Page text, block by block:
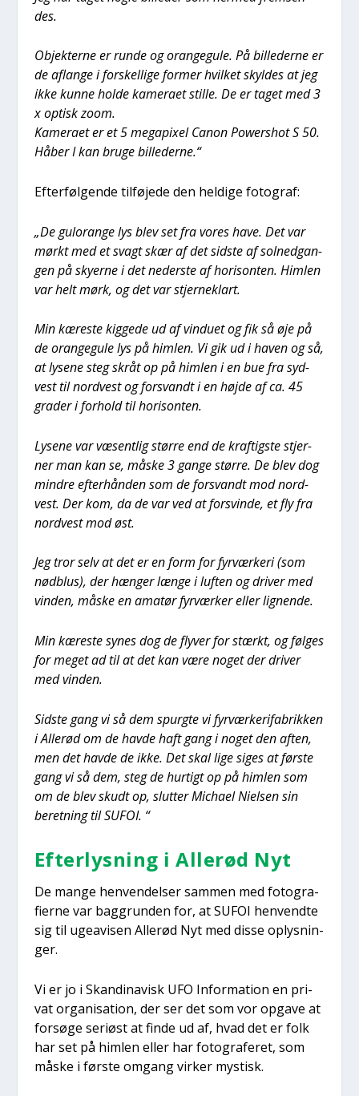
des.
Objek­ter­ne er run­de og oran­ge­gu­le. På bil­le­der­ne er
de aflan­ge i for­skel­li­ge for­mer hvil­ket skyl­des at jeg
ikke kun­ne hol­de kame­ra­et stil­le. De er taget med 3
x optisk zoom.
Kame­ra­et er et 5 mega­pixel Canon Powers­hot S 50.
Håber I kan bru­ge bil­le­der­ne.“
Efter­føl­gen­de til­fø­je­de den hel­di­ge foto­graf:
„De gul­or­an­ge lys blev set fra vores have. Det var
mørkt med et svagt skær af det sid­ste af sol­ned­gan­
gen på sky­er­ne i det neder­ste af hori­son­ten. Him­len
var helt mørk, og det var stjer­ne­klart.
Min kære­ste kig­ge­de ud af vin­du­et og fik så øje på
de oran­ge­gu­le lys på him­len. Vi gik ud i haven og så,
at lyse­ne steg skråt op på him­len i en bue fra syd­
vest til nord­vest og for­svandt i en høj­de af ca. 45
gra­der i for­hold til hori­son­ten.
Lyse­ne var væsent­lig stør­re end de kraf­tig­ste stjer­
ner man kan se, måske 3 gan­ge stør­re. De blev dog
min­dre efter­hån­den som de for­svandt mod nord­
vest. Der kom, da de var ved at for­svin­de, et fly fra
nord­vest mod øst.
Jeg tror selv at det er en form for fyr­vær­ke­ri (som
nød­blus), der hæn­ger læn­ge i luf­ten og dri­ver med
vin­den, måske en ama­tør fyr­vær­ker eller lig­nen­de.
Min kære­ste synes dog de fly­ver for stærkt, og føl­ges
for meget ad til at det kan være noget der dri­ver
med vin­den.
Sid­ste gang vi så dem spurg­te vi fyr­vær­ke­ri­fa­brik­ken
i Alle­rød om de hav­de haft gang i noget den aften,
men det hav­de de ikke. Det skal lige siges at før­ste
gang vi så dem, steg de hur­tigt op på him­len som
om de blev skudt op, slut­ter Micha­el Niel­sen sin
beret­ning til SUFOI. “
Efter­lys­ning i Alle­rød Nyt
De man­ge hen­ven­del­ser sam­men med foto­gra­
fi­er­ne var bag­grun­den for, at SUFOI hen­vend­te
sig til ugea­vi­sen Alle­rød Nyt med dis­se oplys­nin­
ger.
Vi er jo i Skan­di­na­visk UFO Infor­ma­tion en pri­
vat orga­ni­sa­tion, der ser det som vor opga­ve at
for­sø­ge seri­øst at fin­de ud af, hvad det er folk
har set på him­len eller har foto­gra­fe­ret, som
måske i før­ste omgang vir­ker mystisk.